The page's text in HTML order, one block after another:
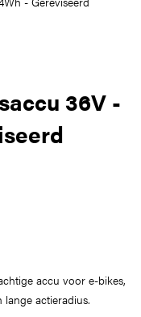
36V -
accu voor e-bikes,
actieradius.